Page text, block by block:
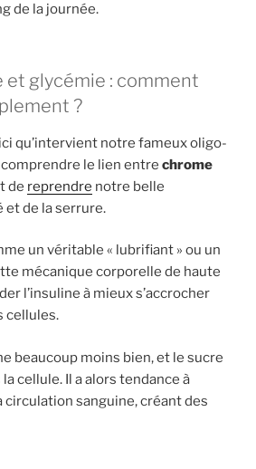
de la journée.
et glycémie : comment
?
qu’intervient notre fameux oligo-
le lien entre chrome
de reprendre notre belle
et de la serrure.
un véritable « lubrifiant » ou un
mécanique corporelle de haute
l’insuline à mieux s’accrocher
cellules.
beaucoup moins bien, et le sucre
cellule. Il a alors tendance à
circulation sanguine, créant des